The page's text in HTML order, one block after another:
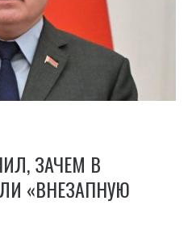
ЗАЧЕМ В
«ВНЕЗАПНУЮ